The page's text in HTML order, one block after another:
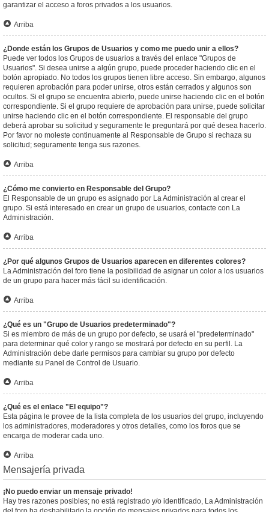
garantizar el acceso a foros privados a los usuarios.
Arriba
¿Donde están los Grupos de Usuarios y como me puedo unir a ellos?
Puede ver todos los Grupos de usuarios a través del enlace "Grupos de
Usuarios". Si desea unirse a algún grupo, puede proceder haciendo clic en el
botón apropiado. No todos los grupos tienen libre acceso. Sin embargo, algunos
requieren aprobación para poder unirse, otros están cerrados y algunos son
ocultos. Si el grupo se encuentra abierto, puede unirse haciendo clic en el botón
correspondiente. Si el grupo requiere de aprobación para unirse, puede solicitar
unirse haciendo clic en el botón correspondiente. El responsable del grupo
deberá aprobar su solicitud y seguramente le preguntará por qué desea hacerlo.
Por favor no moleste continuamente al Responsable de Grupo si rechaza su
solicitud; seguramente tenga sus razones.
Arriba
¿Cómo me convierto en Responsable del Grupo?
El Responsable de un grupo es asignado por La Administración al crear el
grupo. Si está interesado en crear un grupo de usuarios, contacte con La
Administración.
Arriba
¿Por qué algunos Grupos de Usuarios aparecen en diferentes colores?
La Administración del foro tiene la posibilidad de asignar un color a los usuarios
de un grupo para hacer más fácil su identificación.
Arriba
¿Qué es un "Grupo de Usuarios predeterminado"?
Si es miembro de más de un grupo por defecto, se usará el "predeterminado"
para determinar qué color y rango se mostrará por defecto en su perfil. La
Administración debe darle permisos para cambiar su grupo por defecto
mediante su Panel de Control de Usuario.
Arriba
¿Qué es el enlace "El equipo"?
Esta página le provee de la lista completa de los usuarios del grupo, incluyendo
los administradores, moderadores y otros detalles, como los foros que se
encarga de moderar cada uno.
Arriba
Mensajería privada
¡No puedo enviar un mensaje privado!
Hay tres razones posibles; no está registrado y/o identificado, La Administración